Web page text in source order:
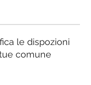
le dispozioni
comune